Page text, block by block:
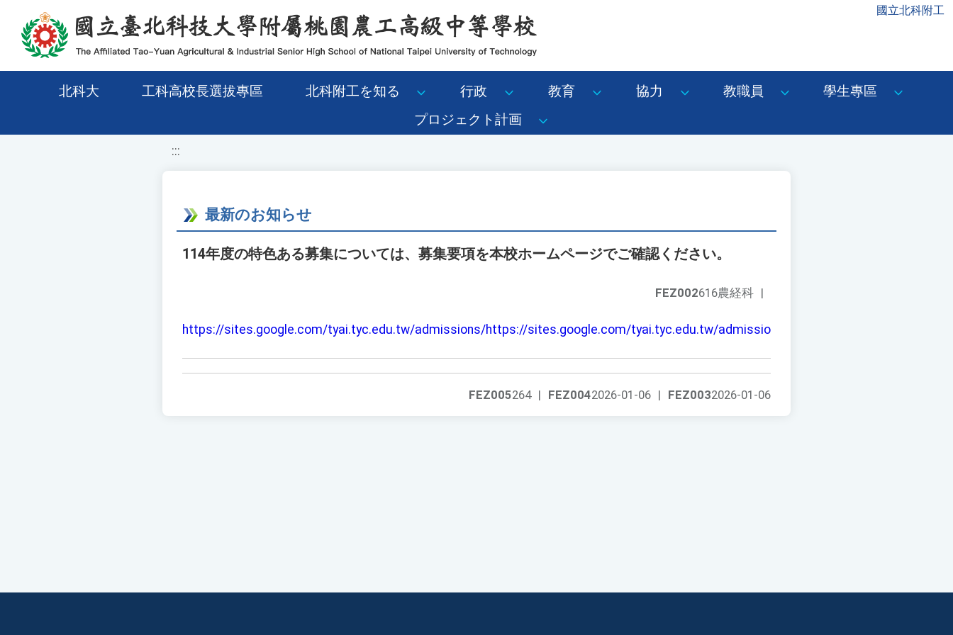
移至網頁之主要內容區位置 國立北科附工
北科大 工科高校長選拔專區 北科附工を知る 行政 教育 協力 教職員
學生專區
プロジェクト計画
:::
最新のお知らせ
114年度の特色ある募集については、募集要項を本校ホームページでご確認ください。
FEZ002616農経科 |
https://sites.google.com/tyai.tyc.edu.tw/admissions/https://sites.google.com/tyai.tyc.edu.tw/admissions/
FEZ0032026-01-06
FEZ0042026-01-06 |
FEZ005264 |